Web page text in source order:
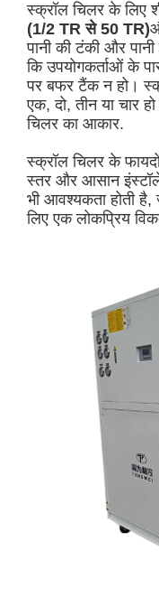
स्क्रॉल चिलर के लिए
(1/2 TR से 50 TR)
पानी की टंकी और
कि उपयोगकर्ताओं के
पर बफर टैंक न हो।
एक, दो, तीन या चार
चिलर का आकार.
स्क्रॉल चिलर के
स्तर और आसान
भी आवश्यकता होती है,
लिए एक लोकप्रिय